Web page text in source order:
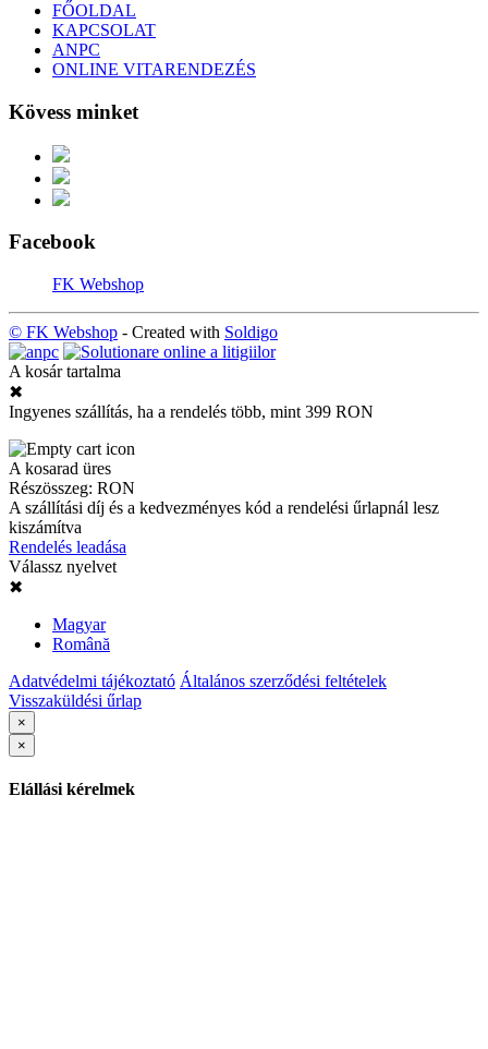
FŐOLDAL
KAPCSOLAT
ANPC
ONLINE VITARENDEZÉS
Kövess minket
Facebook
FK Webshop
© FK Webshop - Created with Soldigo
A kosár tartalma
✖
Ingyenes szállítás, ha a rendelés több, mint 399 RON
A kosarad üres
Részösszeg: RON
A szállítási díj és a kedvezményes kód a rendelési űrlapnál lesz
kiszámítva
Rendelés leadása
Válassz nyelvet
✖
Magyar
Română
Adatvédelmi tájékoztató Általános szerződési feltételek
Visszaküldési űrlap
×
×
Elállási kérelmek